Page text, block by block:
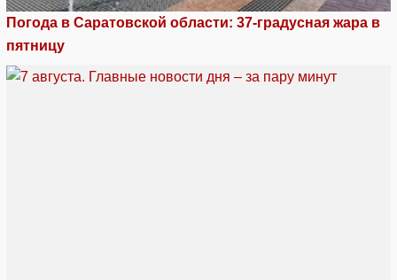
Погода в Саратовской области: 37-градусная жара в
пятницу